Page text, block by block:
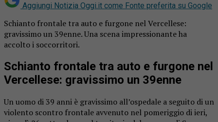
Aggiungi Notizia Oggi.it come Fonte preferita su Google
Schianto frontale tra auto e furgone nel Vercellese:
gravissimo un 39enne. Una scena impressionante ha
accolto i soccorritori.
Schianto frontale tra auto e furgone nel
Vercellese: gravissimo un 39enne
Un uomo di 39 anni è gravissimo all’ospedale a seguito di un
violento scontro frontale avvenuto nel pomeriggio di ieri,